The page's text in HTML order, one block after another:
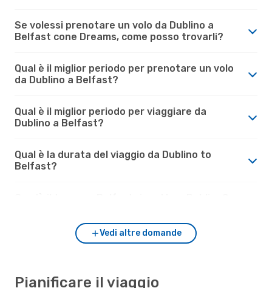
Se volessi prenotare un volo da Dublino a
Belfast cone Dreams, come posso trovarli?
Qual è il miglior periodo per prenotare un volo
da Dublino a Belfast?
Qual è il miglior periodo per viaggiare da
Dublino a Belfast?
Qual è la durata del viaggio da Dublino to
Belfast?
Vedi altre domande
Pianificare il viaggio